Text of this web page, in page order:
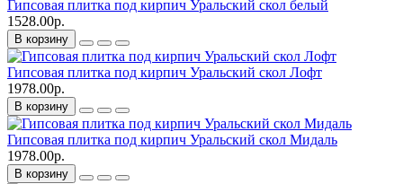
Гипсовая плитка под кирпич Уральский скол белый
1528.00р.
В корзину
Гипсовая плитка под кирпич Уральский скол Лофт
1978.00р.
В корзину
Гипсовая плитка под кирпич Уральский скол Мидаль
1978.00р.
В корзину